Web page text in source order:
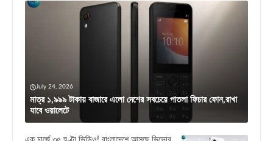
July 24, 2026
মাত্র ১,৯৯৯ টাকায় বাজারে এলো দেশের সবচেয়ে পাতলা ফিচার ফোন,রাখা
যাবে ওয়ালেটে